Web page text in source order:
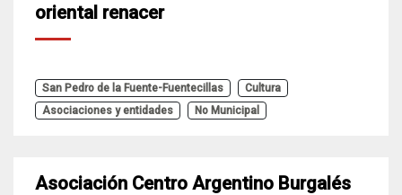
oriental renacer
San Pedro de la Fuente-Fuentecillas
Cultura
Asociaciones y entidades
No Municipal
Asociación Centro Argentino Burgalés